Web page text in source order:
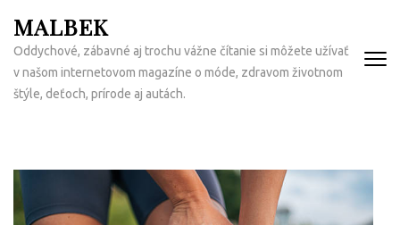
na
obsah
(Enter)
MALBEK
Oddychové, zábavné aj trochu vážne čítanie si môžete užívať
v našom internetovom magazíne o móde, zdravom životnom
štýle, deťoch, prírode aj autách.